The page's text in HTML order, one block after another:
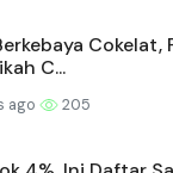
Cokelat,
C...
ago 205